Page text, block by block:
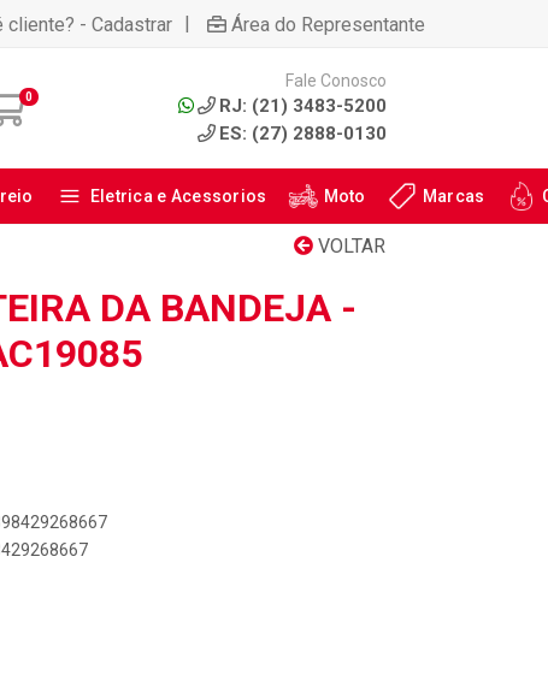
cliente? - Cadastrar | Área do Representante
0
Fale Conosco
RJ: (21) 3483-5200
ES: (27) 2888-0130
Eletrica e Acessorios Moto Marcas
VOLTAR
DA BANDEJA -